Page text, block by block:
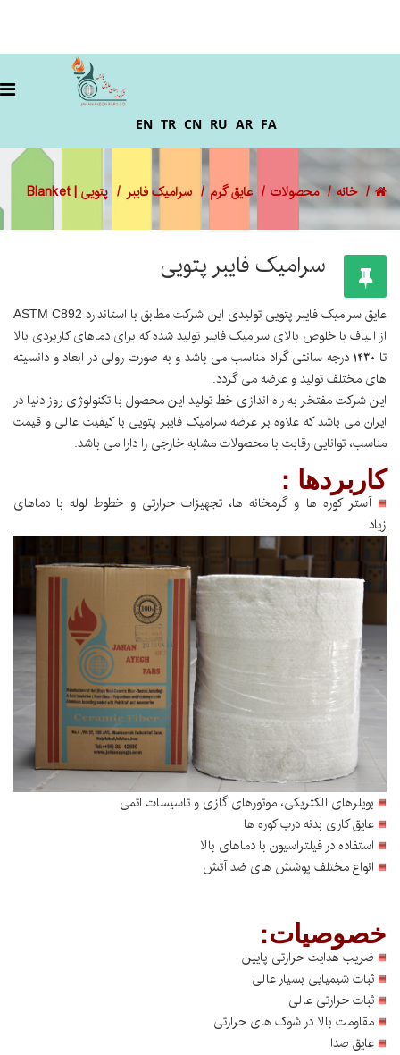
FA
AR
RU
CN
TR
EN
خانه محصولات عایق گرم سرامیک فایبر پتویی | Blanket
سرامیک فایبر پتویی
عایق سرامیک فایبر پتویی تولیدی این شرکت مطابق با استاندارد ASTM C892
از الیاف با خلوص بالای سرامیک فایبر تولید شده که برای دماهای کاربردی بالا
تا 1430 درجه سانتی گراد مناسب می باشد و به صورت رولی در ابعاد و دانسیته
های مختلف تولید و عرضه می گردد.
این شرکت مفتخر به راه اندازی خط تولید این محصول با تکنولوژی روز دنیا در
ایران می باشد که علاوه بر عرضه سرامیک فایبر پتویی با کیفیت عالی و قیمت
مناسب، توانایی رقابت با محصولات مشابه خارجی را دارا می باشد.
کاربردها :
آستر کوره ها و گرمخانه ها، تجهیزات حرارتی و خطوط لوله با دماهای
زیاد
بویلرهای الکتریکی، موتورهای گازی و تاسیسات اتمی
عایق کاری بدنه درب کوره ها
استفاده در فیلتراسیون با دماهای بالا
انواع مختلف پوشش های ضد آتش
خصوصیات:
ضریب هدایت حرارتی پایین
ثبات شیمیایی بسیار عالی
ثبات حرارتی عالی
مقاومت بالا در شوک های حرارتی
عایق صدا